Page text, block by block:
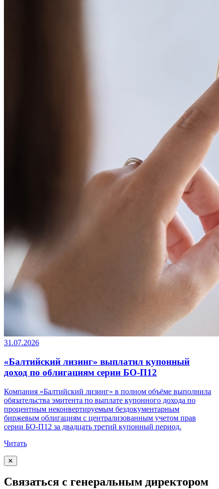
31.07.2026
«Балтийский лизинг» выплатил купонный
доход по облигациям серии БО-П12
Компания «Балтийский лизинг» в полном объёме выполнила
обязательства эмитента по выплате купонного дохода по
процентным неконвертируемым бездокументарным
биржевым облигациям с централизованным учетом прав
серии БО-П12 за двадцать третий купонный период.
Читать
✕
Связаться с генеральным директором